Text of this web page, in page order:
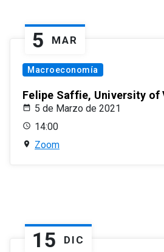
5 MAR
Macroeconomía
Felipe Saffie, University of
5 de Marzo de 2021
14:00
Zoom
15 DIC